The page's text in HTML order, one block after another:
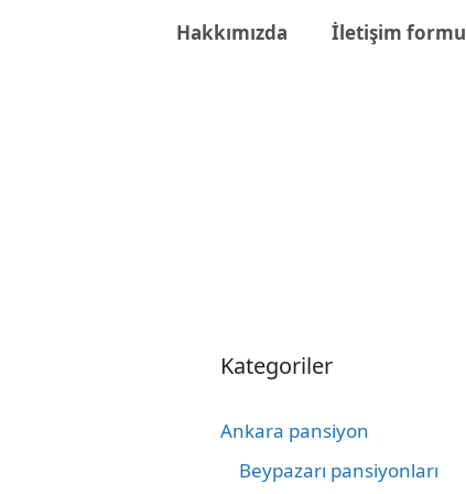
Hakkımızda İletişim formu
Kategoriler
Ankara pansiyon
Beypazarı pansiyonları